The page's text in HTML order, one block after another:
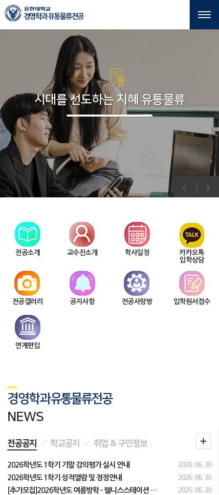
본문 바로가기 주메뉴 바로가기
경영학과 유통물류전공
시대를 선도하는 지혜 유통물류
전공소개 교수진소개 학사일정
카카오톡
입학상담
전공갤러리 공지사항 전공사랑방 입학원서접수
연계편입
경영학과유통물류전공
NEWS
전공공지
2026학년도 1학기 기말 강의평가 실시 안내 2026. 06. 30
2026학년도 1학기 성적열람 및 정정안내 2026. 06. 30
[추가모집]2026학년도 여름방학 - 웰니스스테이션 피트니스 (무료) PT 참여자 모집(선착순) 2026. 06. 30
학교공지 취업 & 구인정보